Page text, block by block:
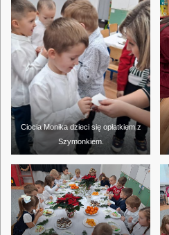
Ciocia Monika dzieci się opłatkiem z
Szymonkiem.